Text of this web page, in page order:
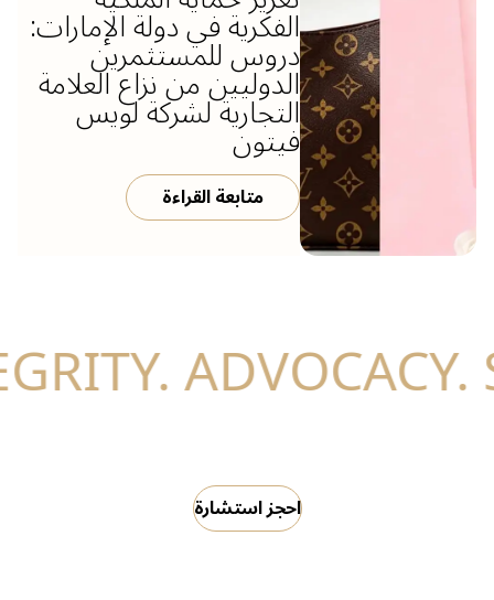
الفكرية في دولة الإمارات:
دروس للمستثمرين
الدوليين من نزاع العلامة
التجارية لشركة لويس
فيتون
متابعة القراءة
احجز استشارة